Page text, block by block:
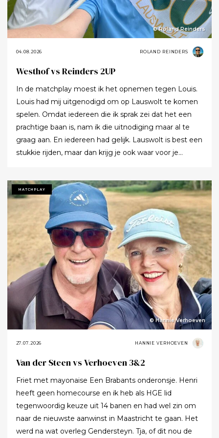
© Roland Reinders
04.08.2026 ROLAND REINDERS
Westhof vs Reinders 2UP
In de matchplay moest ik het opnemen tegen Louis.
Louis had mij uitgenodigd om op Lauswolt te komen
spelen. Omdat iedereen die ik sprak zei dat het een
prachtige baan is, nam ik die uitnodiging maar al te
graag aan. En iedereen had gelijk. Lauswolt is best een
stukkie rijden, maar dan krijg je ook waar voor je
Tot ik uiteindelijk aankondigde dat ik het nu echt niet
meer ging zeggen.
MATCHPLAY
© Hannie Verhoeven
27.07.2026 HANNIE VERHOEVEN
Van der Steen vs Verhoeven 3&2
Friet met mayonaise Een Brabants onderonsje. Henri
heeft geen homecourse en ik heb als HGE lid
tegenwoordig keuze uit 14 banen en had wel zin om
naar de nieuwste aanwinst in Maastricht te gaan. Het
werd na wat overleg Gendersteyn. Tja, of dit nou de